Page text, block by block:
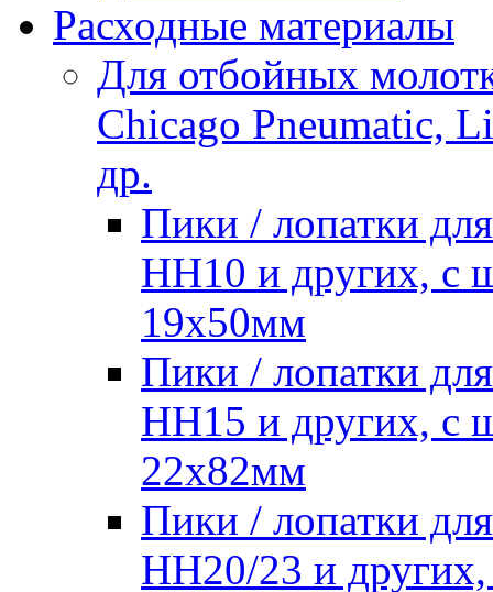
Расходные материалы
Для отбойных
Chicago Pneumatic,
др.
Пики / лопатки
HH10 и других, с
19х50мм
Пики / лопатки
HH15 и других, с
22х82мм
Пики / лопатки
HH20/23 и